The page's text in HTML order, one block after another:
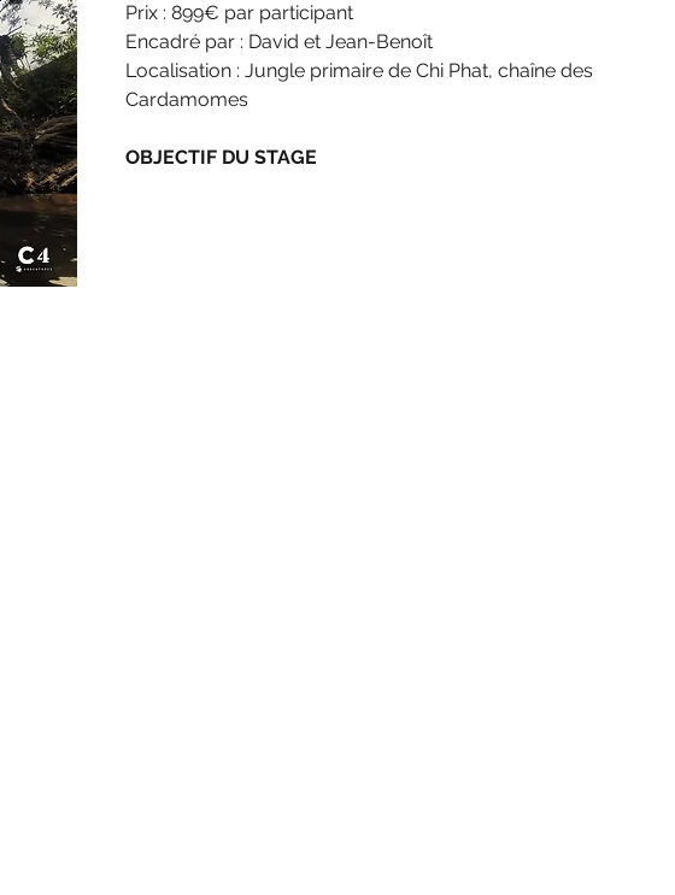
Prix : 899€ par participant
Encadré par : David et Jean-Benoît
Localisation : Jungle primaire de Chi Phat, chaîne des
Cardamomes
OBJECTIF DU STAGE